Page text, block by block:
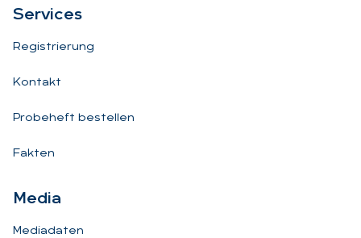
Ser­vices
Registrierung
Kontakt
Probeheft bestellen
Fakten
Me­dia
Mediadaten